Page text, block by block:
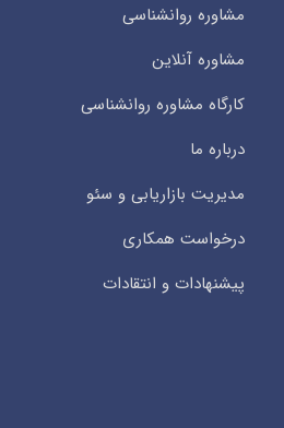
مشاوره روانشناسی
مشاوره آنلاین
کارگاه مشاوره روانشناسی
درباره ما
مدیریت بازاریابی و سئو
درخواست همکاری
پیشنهادات و انتقادات